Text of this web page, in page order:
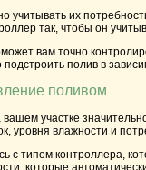
учитывать их
так, чтобы он
вам точно
подстроить полив в
поливом
участке
уровня влажности и
с типом контроллера,
которые